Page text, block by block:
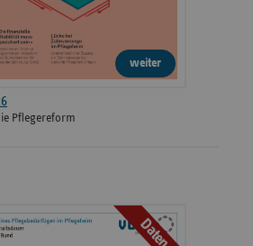
weiter
Pflegereform
Daten